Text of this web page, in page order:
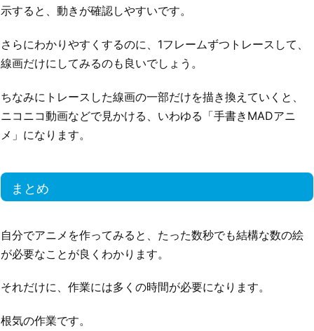
示すると、動きが確認しやすいです。
さらにわかりやすくするのに、1フレームずつトレースして、
線画だけにしてみるのも良いでしょう。
ちなみにトレースした線画の一部だけを描き換えていくと、
ニコニコ動画などで見かける、いわゆる「手書きMADアニ
メ」になります。
まとめ
自分でアニメを作ってみると、たった数秒でも結構な数の絵
が必要なことが良くわかります。
それだけに、作業には多くの時間が必要になります。
根気の作業です。